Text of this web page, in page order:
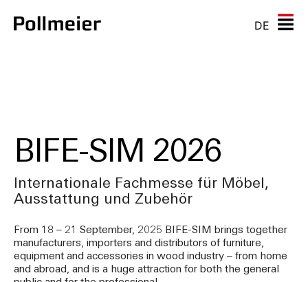
DE
BIFE-SIM 2026
Internationale Fachmesse für Möbel,
Ausstattung und Zubehör
From 18 – 21 September, 2025 BIFE-SIM brings together
manufacturers, importers and distributors of furniture,
equipment and accessories in wood industry – from home
and abroad, and is a huge attraction for both the general